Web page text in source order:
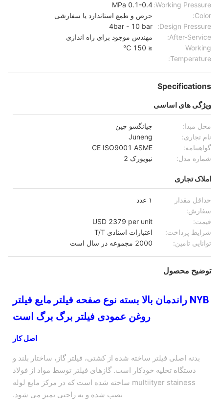
Working Pressure:
0.1-0.4 MPa
Color:
حرص و طمع استاندارد یا سفارشی
Design Pressure:
4bar - 10 bar
After-Service:
مهندس موجود برای راه اندازی
Working
Temperature:
≤ 150 ℃
Specifications
ویژگی های اساسی
محل مبدا:
جیانگسو چین
نام تجاری:
Juneng
گواهینامه:
CE ISO9001 ASME
شماره مدل:
نیویورک 2
املاک تجاری
حداقل مقدار
سفارش:
۱ عدد
قیمت:
USD 2379 per unit
شرایط پرداخت:
اعتبارات اسنادی T/T
توانایی تامین:
2000 مجموعه در سال است
توضیح محصول
NYB راندمان بالا بسته نوع صفحه فیلتر مایع فیلتر
روغن عمودی فیلتر برگ برگ است
اصل کار
بدنه اصلی فیلتر ساخته شده از کشتی، فیلتر گاز، ساختار بلند و
دستگاه تخلیه خودکار است. گازهای فیلتر توسط مواد از فولاد
multiityer stainess ساخته شده است که در مرکز مایع لوله
نصب شده و به راحتی تمیز می شود.